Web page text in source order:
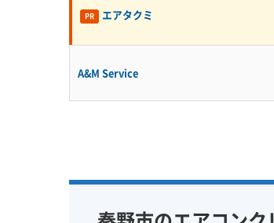
ビや菌がさらに増え、不快な臭
この「油と湿気
て、専用の洗剤
っていた汚れが
PR エアタクミ
A&M Service